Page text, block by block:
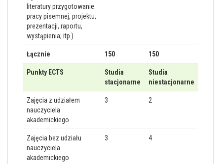
literatury przygotowanie:
pracy pisemnej, projektu,
prezentacji, raportu,
wystąpienia; itp.)
Łącznie 150 150
Punkty ECTS
Studia
stacjonarne
Studia
niestacjonarne
Zajęcia z udziałem
nauczyciela
akademickiego
3 2
Zajęcia bez udziału
nauczyciela
akademickiego
3 4